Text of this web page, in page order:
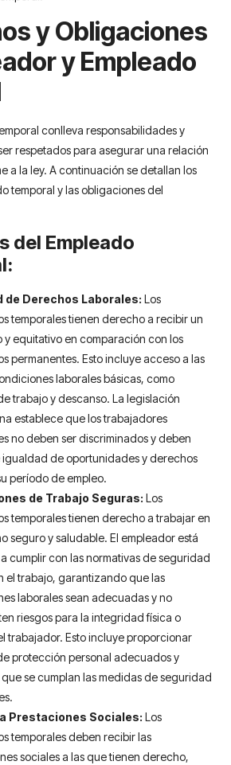
y Obligaciones
y Empleado
conlleva responsabilidades y
respetados para asegurar una relación
a la ley. A continuación se detallan los
temporal y las obligaciones del
del Empleado
de Derechos Laborales: Los
temporales tienen derecho a recibir un
y equitativo en comparación con los
permanentes. Esto incluye acceso a las
laborales básicas, como
trabajo y descanso. La legislación
establece que los trabajadores
no deben ser discriminados y deben
de oportunidades y derechos
período de empleo.
de Trabajo Seguras: Los
temporales tienen derecho a trabajar en
seguro y saludable. El empleador está
cumplir con las normativas de seguridad
el trabajo, garantizando que las
laborales sean adecuadas y no
riesgos para la integridad física o
trabajador. Esto incluye proporcionar
protección personal adecuados y
se cumplan las medidas de seguridad
Prestaciones Sociales: Los
temporales deben recibir las
sociales a las que tienen derecho,